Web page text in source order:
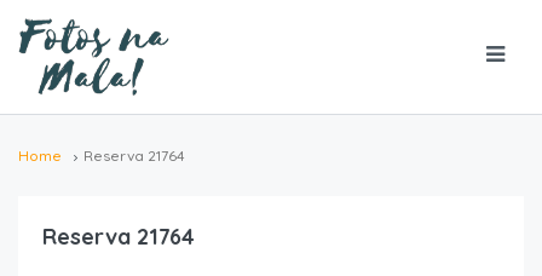
Home Reserva 21764
Reserva 21764